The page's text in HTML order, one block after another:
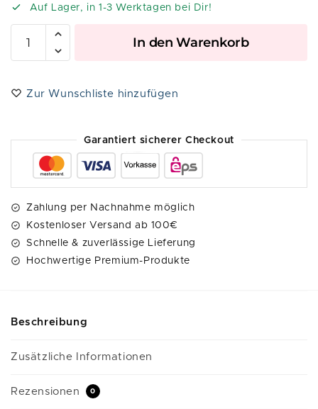
Auf Lager, in 1-3 Werktagen bei Dir!
In den Warenkorb
Zur Wunschliste hinzufügen
Garantiert sicherer Checkout
Zahlung per Nachnahme möglich
Kostenloser Versand ab 100€
Schnelle & zuverlässige Lieferung
Hochwertige Premium-Produkte
Beschreibung
Zusätzliche Informationen
Rezensionen 0